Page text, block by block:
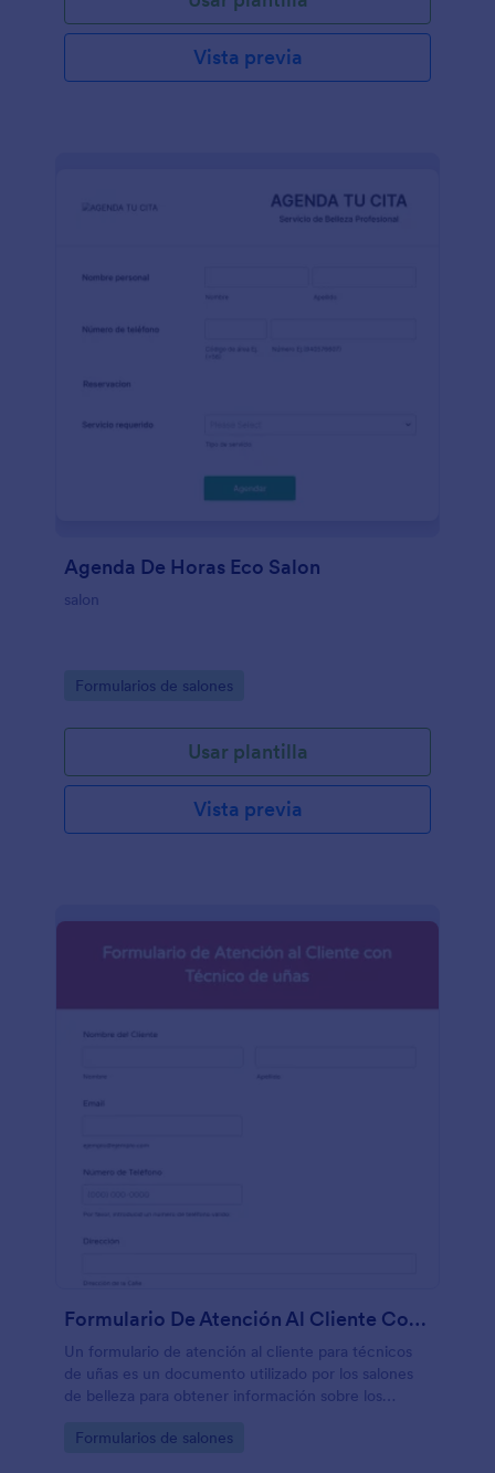
Vista previa
Agenda De Horas Eco Salon
salon
Go to Category:
Formularios de salones
Usar plantilla
Vista previa
Formulario De Atención Al Cliente Con Técnico De Uñas
Un formulario de atención al cliente para técnicos
de uñas es un documento utilizado por los salones
de belleza para obtener información sobre los
técnico de uñas podrá modificar su estilo en cuanto
Go to Category:
Formularios de salones